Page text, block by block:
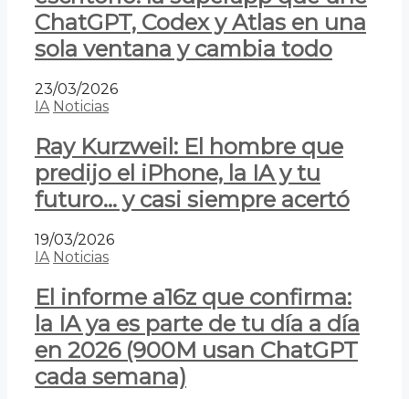
ChatGPT, Codex y Atlas en una
sola ventana y cambia todo
23/03/2026
IA Noticias
Ray Kurzweil: El hombre que
predijo el iPhone, la IA y tu
futuro… y casi siempre acertó
19/03/2026
IA Noticias
El informe a16z que confirma:
la IA ya es parte de tu día a día
en 2026 (900M usan ChatGPT
cada semana)